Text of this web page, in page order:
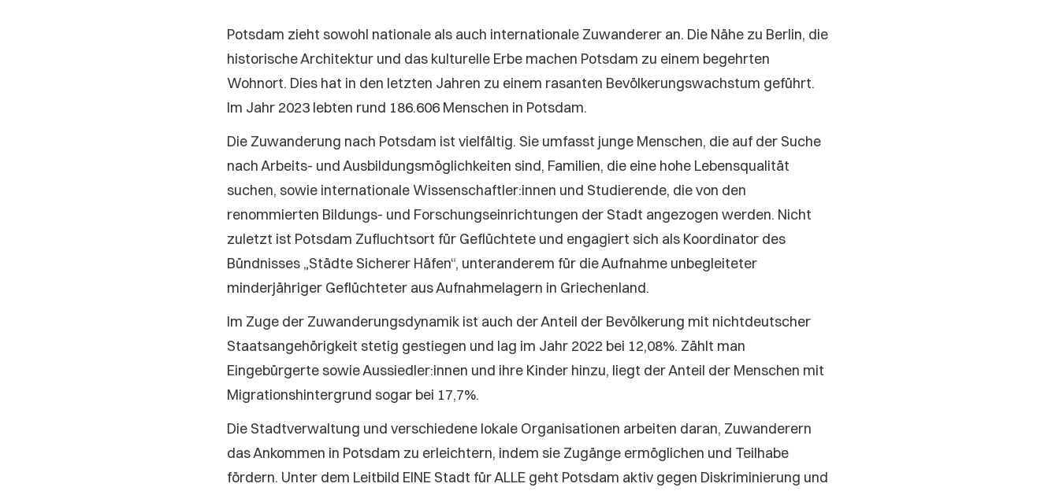
Potsdam zieht sowohl nationale als auch internationale Zuwanderer an. Die Nähe zu Berlin, die
historische Architektur und das kulturelle Erbe machen Potsdam zu einem begehrten
Wohnort. Dies hat in den letzten Jahren zu einem rasanten Bevölkerungswachstum geführt.
Im Jahr 2023 lebten rund 186.606 Menschen in Potsdam.
Die Zuwanderung nach Potsdam ist vielfältig. Sie umfasst junge Menschen, die auf der Suche
nach Arbeits- und Ausbildungsmöglichkeiten sind, Familien, die eine hohe Lebensqualität
suchen, sowie internationale Wissenschaftler:innen und Studierende, die von den
renommierten Bildungs- und Forschungseinrichtungen der Stadt angezogen werden. Nicht
zuletzt ist Potsdam Zufluchtsort für Geflüchtete und engagiert sich als Koordinator des
Bündnisses „Städte Sicherer Häfen“, unteranderem für die Aufnahme unbegleiteter
minderjähriger Geflüchteter aus Aufnahmelagern in Griechenland.
Im Zuge der Zuwanderungsdynamik ist auch der Anteil der Bevölkerung mit nichtdeutscher
Staatsangehörigkeit stetig gestiegen und lag im Jahr 2022 bei 12,08%. Zählt man
Eingebürgerte sowie Aussiedler:innen und ihre Kinder hinzu, liegt der Anteil der Menschen mit
Migrationshintergrund sogar bei 17,7%.
Die Stadtverwaltung und verschiedene lokale Organisationen arbeiten daran, Zuwanderern
das Ankommen in Potsdam zu erleichtern, indem sie Zugänge ermöglichen und Teilhabe
fördern. Unter dem Leitbild EINE Stadt für ALLE geht Potsdam aktiv gegen Diskriminierung und